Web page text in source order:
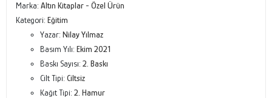
Marka: Altın Kitaplar - Özel Ürün
Kategori: Eğitim
Yazar: Nilay Yılmaz
Basım Yılı: Ekim 2021
Baskı Sayısı: 2. Baskı
Cilt Tipi: Ciltsiz
Kağıt Tipi: 2. Hamur